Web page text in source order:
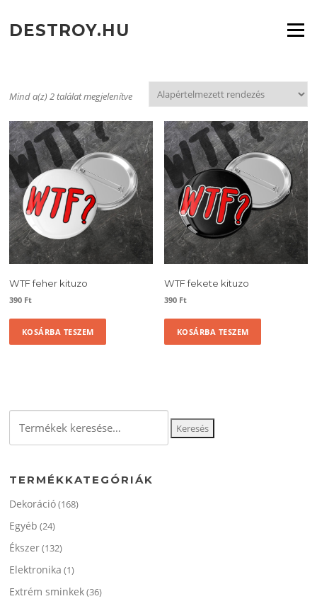
tartalomra
DESTROY.HU Menü
Mind a(z) 2 találat megjelenítve
WTF feher kituzo
390 Ft
KOSÁRBA TESZEM
WTF fekete kituzo
390 Ft
KOSÁRBA TESZEM
következőre:
Keresés
TERMÉKKATEGÓRIÁK
Dekoráció(168)
Egyéb (24)
Ékszer(132)
Elektronika (1)
Extrém sminkek(36)